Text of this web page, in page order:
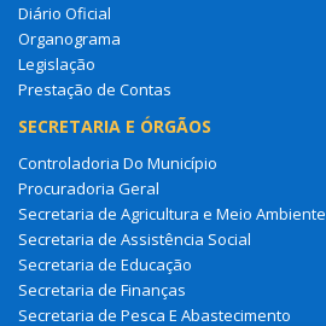
Diário Oficial
Organograma
Legislação
Prestação de Contas
SECRETARIA E ÓRGÃOS
Controladoria Do Município
Procuradoria Geral
Secretaria de Agricultura e Meio Ambiente
Secretaria de Assistência Social
Secretaria de Educação
Secretaria de Finanças
Secretaria de Pesca E Abastecimento